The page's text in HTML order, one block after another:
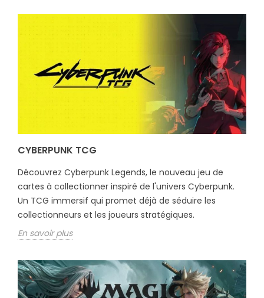
CYBERPUNK TCG
Découvrez Cyberpunk Legends, le nouveau jeu de
cartes à collectionner inspiré de l'univers Cyberpunk.
Un TCG immersif qui promet déjà de séduire les
collectionneurs et les joueurs stratégiques.
En savoir plus